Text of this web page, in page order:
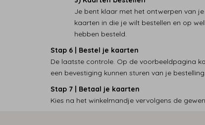
Je bent klaar met het ontwerpen van
kaarten in die je wilt bestellen en op
hebben besteld.
Stap 6 | Bestel je kaarten
De laatste controle. Op de voorbeeldpagina
een bevestiging kunnen sturen van je bestelling.
Stap 7 | Betaal je kaarten
Kies na het winkelmandje vervolgens de